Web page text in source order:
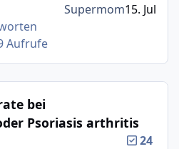
Aufrufe
Supermom15. Jul
bei
Psoriasis arthritis
24